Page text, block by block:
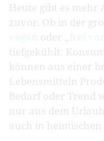
Heute gibt es
zuvor. Ob in der
vegan oder „frei
tiefgekühlt:
können aus einer
Lebensmitteln
Bedarf oder Trend
nur aus dem
auch in